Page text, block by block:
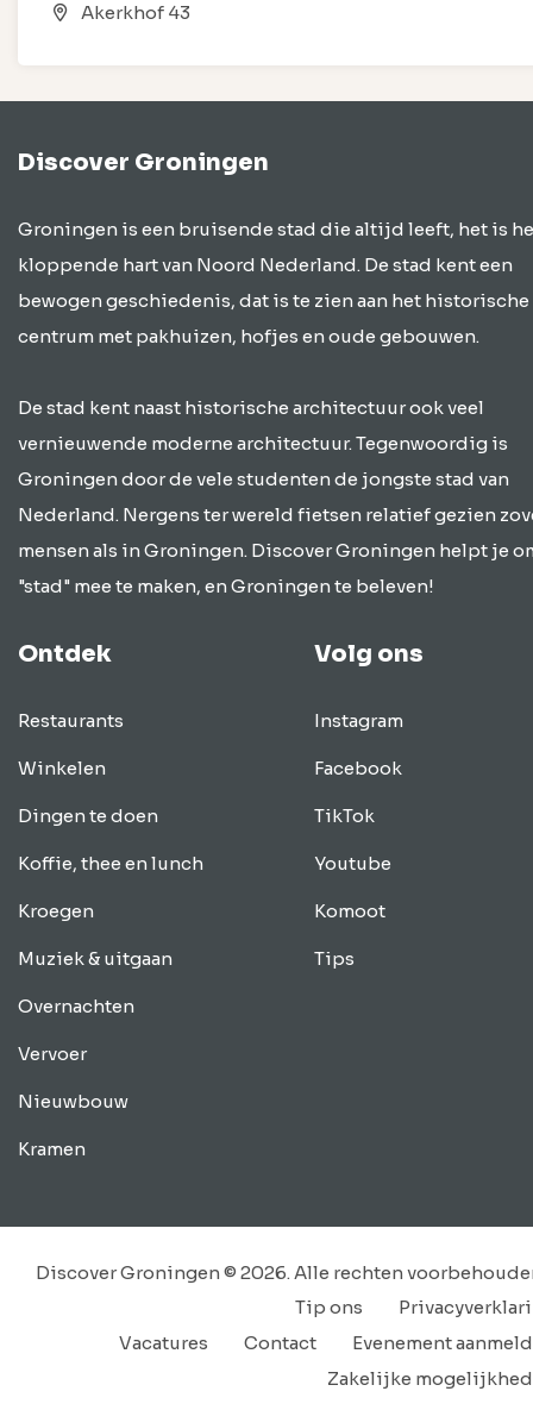
Akerkhof 43
Discover Groningen
Groningen is een bruisende stad die altijd leeft, het is
kloppende hart van Noord Nederland. De stad kent een
bewogen geschiedenis, dat is te zien aan het historische
centrum met pakhuizen, hofjes en oude gebouwen.
De stad kent naast historische architectuur ook veel
vernieuwende moderne architectuur. Tegenwoordig is
Groningen door de vele studenten de jongste stad van
Nederland. Nergens ter wereld fietsen relatief gezien
mensen als in Groningen. Discover Groningen helpt je
"stad" mee te maken, en Groningen te beleven!
Ontdek
Restaurants
Winkelen
Dingen te doen
Koffie, thee en lunch
Kroegen
Muziek & uitgaan
Overnachten
Vervoer
Nieuwbouw
Kramen
Volg ons
Instagram
Facebook
TikTok
Youtube
Komoot
Tips
Discover Groningen © 2026. Alle rechten
Tip ons
Evenement
Contact
Vacatures
Zakelijke